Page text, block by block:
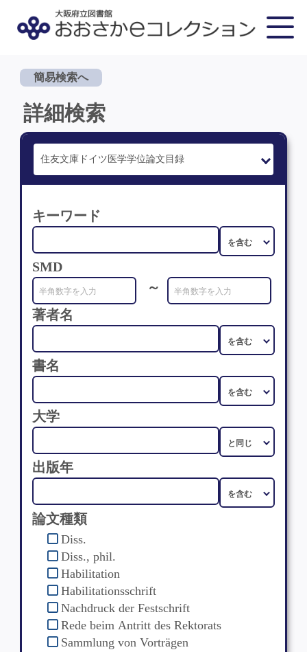
簡易検索へ
詳細検索
キーワード
SMD
～
著者名
書名
大学
出版年
論文種類
Diss.
Diss., phil.
Habilitation
Habilitationsschrift
Nachdruck der Festschrift
Rede beim Antritt des Rektorats
Sammlung von Vorträgen